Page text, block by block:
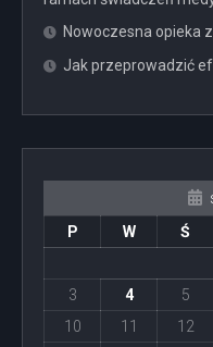
Nowoczesna opieka
Jak przeprowadzić
P
W Ś
3
4 5
10
11 12